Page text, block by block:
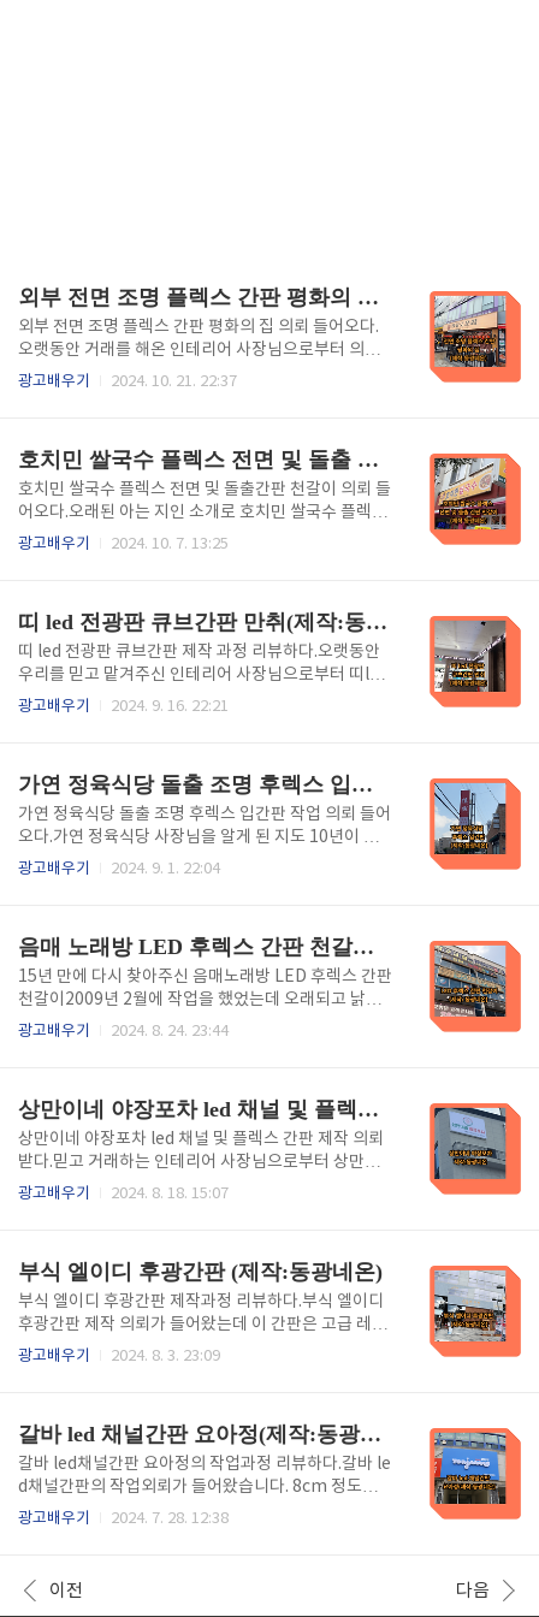
외부 전면 조명 플렉스 간판 평화의 집(제작:동광네온)
외부 전면 조명 플렉스 간판 평화의 집 의뢰 들어오다.
오랫동안 거래를 해온 인테리어 사장님으로부터 의뢰
받아 외부 전면 조명 플렉스 간판인 평화의 집 간판 외
목차 - 1. 전면 조명 플렉스 간판이란?. 2. 장점 및 단점.
3. 시공거리 설치하기. 4. 시공하기. 5. 완성. 6. 포스팅
을 마치며. 1. 전면조명 플렉스 간판이란?이것은 내
부에 조명을 설치하여 야간에도 시각적으로 잘 보이도
록 하는 간판입니다. 주로 플렉스 소재로 제작되어 유연
광고배우기 2024. 10. 21. 22:37
호치민 쌀국수 플렉스 전면 및 돌출 간판 천갈이 (제작 동광네온)
호치민 쌀국수 플렉스 전면 및 돌출간판 천갈이 의뢰 들
어오다.오래된 아는 지인 소개로 호치민 쌀국수 플렉스
간판 천갈이 작업 의뢰가 들어왔습니다. 32년 된 사장
목차 - 1. 플렉스간판이란?. 2. 천갈이. 3. 장점 및 단점.
4. 등교체 및 천갈이. 5. 완성. 6 포스팅을 마치며. 1.
플렉스 간판이란? 플렉스 소재로 만들어 졌으며 소재는
PVC(폴리염화비닐)로, 가볍고 내구성이 뛰어나며, 다
양한 색상과 디자인으로 제작할 수 있습니다. 주로 상업
광고배우기 2024. 10. 7. 13:25
띠 led 전광판 큐브간판 만취(제작:동광네온)
띠 led 전광판 큐브간판 제작 과정 리뷰하다.오랫동안
우리를 믿고 맡겨주신 인테리어 사장님으로부터 띠led
전광판 큐브간판 제작의뢰가 들어왔습니다. 올해로 32
작. 3. 띠 엘이디 전광판 완성. 4. 큐브간판이란?. 5. 아크
릴 큐브간판 완성. 6. 포스팅을 마치며. 1. 띠 led 전
광판이란?이것은 LED(발광 다이오드) 기술을 활용하
여 정보를 표시하는간판으로 일반적으로 긴 형태로 제
작되어 광고, 공지사항, 시간, 날씨 등의 정보를 반복적
광고배우기 2024. 9. 16. 22:21
가연 정육식당 돌출 조명 후렉스 입간판 (제작:동광네온)
가연 정육식당 돌출 조명 후렉스 입간판 작업 의뢰 들어
오다.가연 정육식당 사장님을 알게 된 지도 10년이 훌
쩍 넘어가게 되었는데 기존에 간판을 부착한 데다가 보
되는데 오늘은 작업 과정을 리뷰해 봅니다. - 목차 -1.
돌출 조명 후렉스 입간판이란?. 2. 입간판 시멘트 굳히
기. 3. 시공하기. 4. 완성. 5. 포스팅을 마치며. 1. 돌출
조명 후렉스 입간판이란?돌출 조명 후렉스 입간판은 주
로 상업 공간이나 가게 외부에 설치되는 광고판입니다.
광고배우기 2024. 9. 1. 22:04
음매 노래방 LED 후렉스 간판 천갈이 (제작: 동광네온)
15년 만에 다시 찾아주신 음매노래방 LED 후렉스 간판
천갈이2009년 2월에 작업을 했었는데 오래되고 낡아
서 다시 의뢰를 해주신 케이스인데 우리 업체를 찾아주
니다. - 목차 - 1.LED 후렉스 간판이란?. 2.천갈이작업.
3.LED부착. 4.시공. 5.완성. 6.포스팅을 마치며. 1.
LED 후렉스 간판이란?LED 후렉스 간판은 일반적으로
LED 조명 기술을 사용하여 제작된 간판으로,후렉스(후
렉스 소재)라는 유연한 재질을 기반으로 합니다.후렉스
광고배우기 2024. 8. 24. 23:44
상만이네 야장포차 led 채널 및 플렉스 간판(제작:동광네온)
상만이네 야장포차 led 채널 및 플렉스 간판 제작 의뢰
받다.믿고 거래하는 인테리어 사장님으로부터 상만이
네 야장포차 led채널과 플렉스간판 제작 의뢰를 받았습
- 1.led채널간판이란?. 2.led 채널간판 조립. 3. 완
성. 4. 플렉스간판 틀제작 및 천 작업. 5. 플렉스 간판 완
성. 6. 포스팅을 마치며. 1. led채널간판이란? LED
채널간판은 주로 상업용으로 사용되는데 "채널"이라는
용어는 보통 금속이나 플라스틱으로 만든 문자나 로고
광고배우기 2024. 8. 18. 15:07
부식 엘이디 후광간판 (제작:동광네온)
부식 엘이디 후광간판 제작과정 리뷰하다.부식 엘이디
후광간판 제작 의뢰가 들어왔는데 이 간판은 고급 레스
토랑이나 호텔등에서 자주 사용됩니다. 부식된 금속의
발 달기. 3. 부식시키기. 4.후광 엘이디 부착. 5. 완성. 6.
포스팅을 마치며. 1. 부식 엘이디 후광간판이란?이
간판은 금속 소재를 부식시키는 공정을 거쳐 텍스트나
로고를 새긴 후, LED 조명을 후광으로 배치해 간판을
더 돋보이게 만드는 방식입니다. 부식된 금속의 질감과
업용 간판이나 고급 레스토랑, 호텔 등..
광고배우기 2024. 8. 3. 23:09
갈바 led 채널간판 요아정(제작:동광네온)
갈바 led채널간판 요아정의 작업과정 리뷰하다.갈바 le
d채널간판의 작업외뢰가 들어왔습니다. 8cm 정도의
약간 아르 된 간판인데 작업을 정말 세밀히 해야 하므로
것인데 오늘은 이 제작과정을 리뷰해 봅니다. - 목차
- 1.갈바 led 채널간판이라? 2. 틀 만들기. 3. 채널간판
광고배우기 2024. 7. 28. 12:38
이전 다음